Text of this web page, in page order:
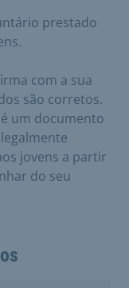
prestado
com a sua
são corretos.
um documento
jovens a partir
do seu